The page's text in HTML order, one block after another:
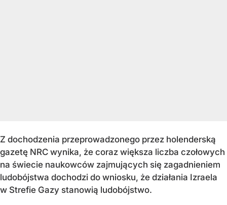
Z dochodzenia przeprowadzonego przez holenderską
gazetę NRC wynika, że coraz większa liczba czołowych
na świecie naukowców zajmujących się zagadnieniem
ludobójstwa dochodzi do wniosku, że działania Izraela
w Strefie Gazy stanowią ludobójstwo.